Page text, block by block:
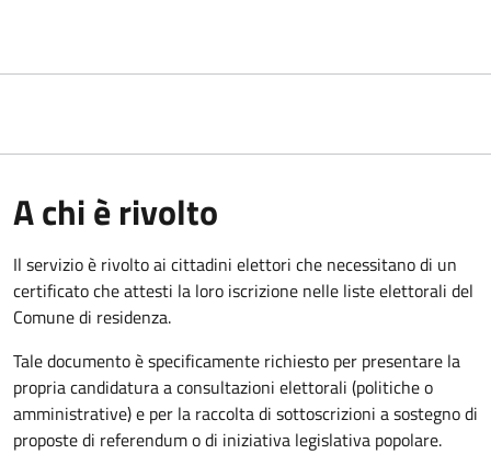
A chi è rivolto
Il servizio è rivolto ai cittadini elettori che necessitano di un
certificato che attesti la loro iscrizione nelle liste elettorali del
Comune di residenza.
Tale documento è specificamente richiesto per presentare la
propria candidatura a consultazioni elettorali (politiche o
amministrative) e per la raccolta di sottoscrizioni a sostegno di
proposte di referendum o di iniziativa legislativa popolare.